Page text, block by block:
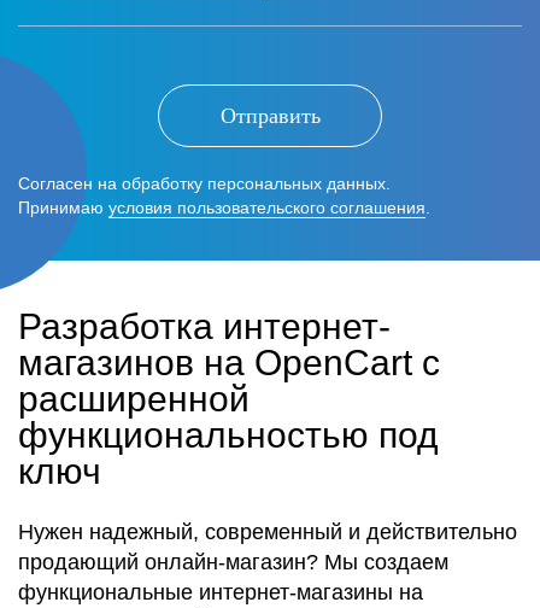
Отправить
Согласен на обработку персональных данных.
Принимаю условия пользовательского соглашения
Разработка интернет-
магазинов на OpenCart с
расширенной
функциональностью под
ключ
Нужен надежный, современный и действительно
продающий онлайн-магазин? Мы создаем
функциональные интернет-магазины на